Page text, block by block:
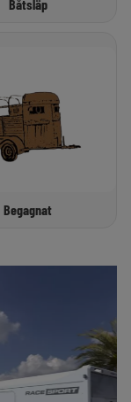
Båtsläp
Begagnat